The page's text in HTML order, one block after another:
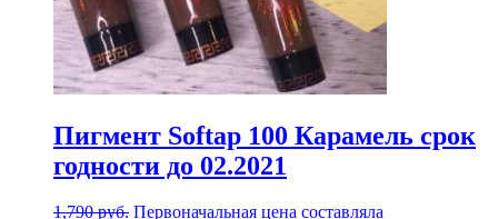
Пигмент Softap 100 Карамель срок
годности до 02.2021
1,790руб. Первоначальная цена составляла